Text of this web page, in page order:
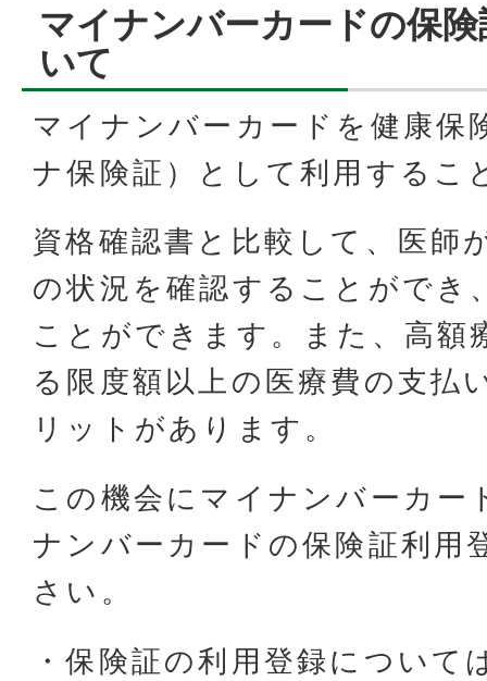
マイナンバーカードの保
いて
マイナンバーカードを健康保
ナ保険証）として利用するこ
資格確認書と比較して、医師
の状況を確認することができ
ことができます。また、高額
る限度額以上の医療費の支払
リットがあります。
この機会にマイナンバーカー
ナンバーカードの保険証利用
さい。
・保険証の利用登録について